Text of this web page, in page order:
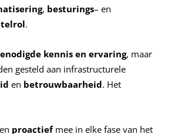
, besturings– en
.
kennis en ervaring, maar
gesteld aan infrastructurele
en betrouwbaarheid. Het
proactiefmee in elke fase van het